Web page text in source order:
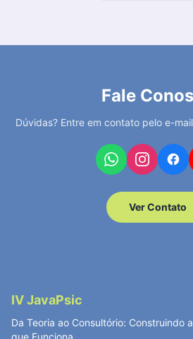
Fale
Dúvidas? Entre em contato pelo e-
Ver Contato
IV JavaPsic
Da Teoria ao Consultório: Construindo